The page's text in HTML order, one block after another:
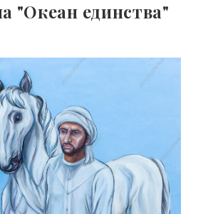
"Океан единства"